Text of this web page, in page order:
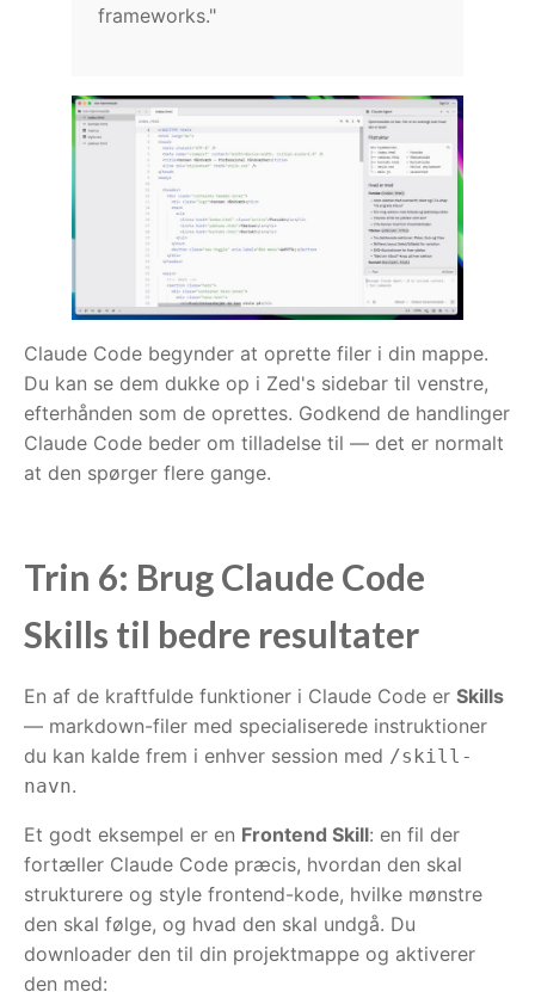
frameworks."
Claude Code begynder at oprette filer i din mappe.
Du kan se dem dukke op i Zed's sidebar til venstre,
efterhånden som de oprettes. Godkend de handlinger
Claude Code beder om tilladelse til — det er normalt
at den spørger flere gange.
Trin 6: Brug Claude Code
Skills til bedre resultater
En af de kraftfulde funktioner i Claude Code er Skills
— markdown-filer med specialiserede instruktioner
du kan kalde frem i enhver session med /skill-
navn.
Et godt eksempel er en Frontend Skill: en fil der
fortæller Claude Code præcis, hvordan den skal
strukturere og style frontend-kode, hvilke mønstre
den skal følge, og hvad den skal undgå. Du
downloader den til din projektmappe og aktiverer
den med: